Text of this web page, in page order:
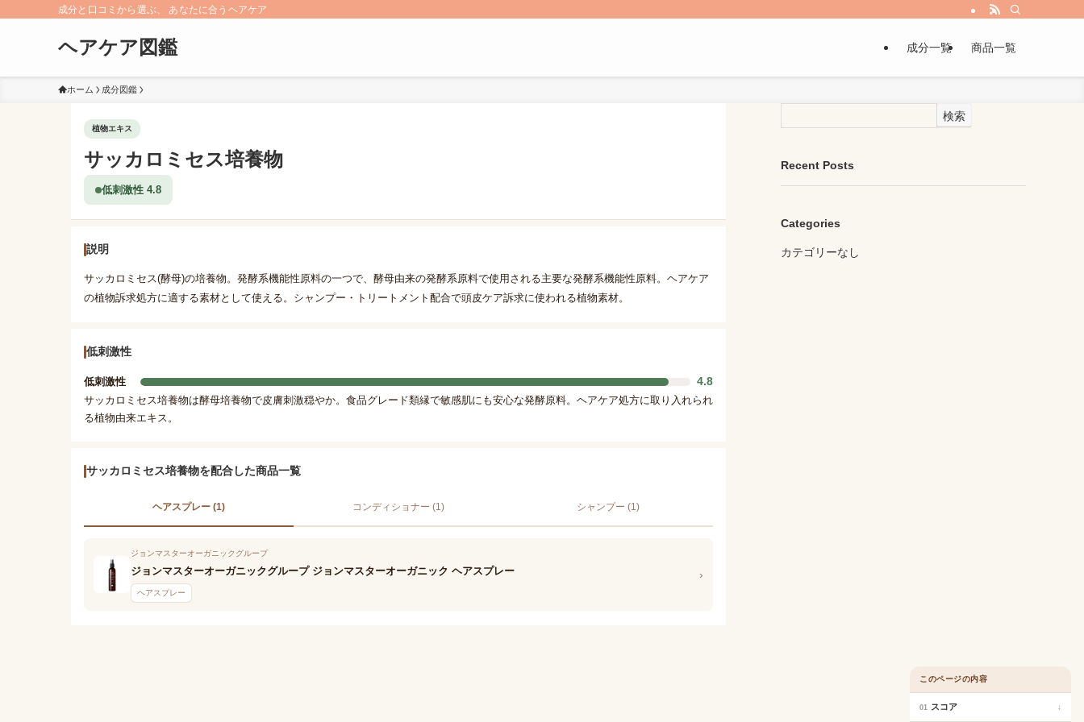
成分と口コミから選ぶ、 あなたに合うヘアケア
ヘアケア図鑑 成分一覧 商品一覧
ホーム 成分図鑑
植物エキス
サッカロミセス培養物
低刺激性 4.8
説明
サッカロミセス(酵母)の培養物。発酵系機能性原料の一つで、酵母由来の発酵系原料で使用される主要な発酵系機能性原料。ヘアケア
の植物訴求処方に適する素材として使える。シャンプー・トリートメント配合で頭皮ケア訴求に使われる植物素材。
低刺激性
低刺激性 4.8
サッカロミセス培養物は酵母培養物で皮膚刺激穏やか。食品グレード類縁で敏感肌にも安心な発酵原料。ヘアケア処方に取り入れられ
る植物由来エキス。
サッカロミセス培養物を配合した商品一覧
ヘアスプレー (1) コンディショナー (1) シャンプー (1)
ジョンマスターオーガニックグループ
ジョンマスターオーガニックグループ ジョンマスターオーガニック ヘアスプレー
ヘアスプレー
›
検索
Recent Posts
Categories
カテゴリーなし
このページの内容
01 スコア ↓